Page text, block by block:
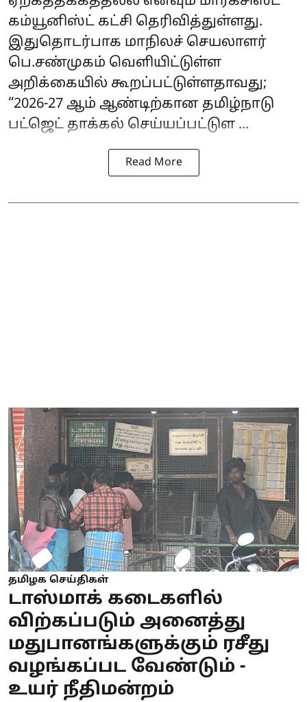
கம்யூனிஸ்ட் கட்சி தெரிவித்துள்ளது.
இதுதொடர்பாக மாநிலச் செயலாளர்
பெ.சண்முகம் வெளியிட்டுள்ள
அறிக்கையில் கூறப்பட்டுள்ளதாவது;
“2026-27 ஆம் ஆண்டிற்கான தமிழ்நாடு
பட்ஜெட் தாக்கல் செய்யப்பட்டுள ...
Read More
தமிழக செய்திகள்
டாஸ்மாக் கடைகளில்
விற்கப்படும் அனைத்து
மதுபானங்களுக்கும் ரசீது
வழங்கப்பட வேண்டும் -
உயர் நீதிமன்றம்